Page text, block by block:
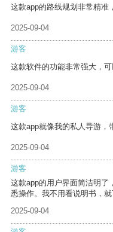
这款app的路线规划非常精准
2025-09-04
游客
这款软件的功能非常强大，可
2025-09-04
游客
这款app就像我的私人导游，
2025-09-04
游客
这款app的用户界面简洁明了
悉操作。我不用看说明书，就
2025-09-04